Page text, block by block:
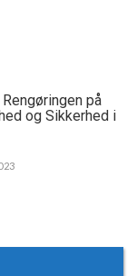
på
og Sikkerhed i